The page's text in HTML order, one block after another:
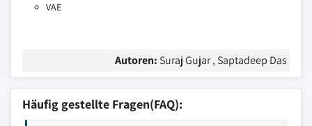
VAE
Autoren: Suraj Gujar , Saptadeep Das
Häufig gestellte Fragen(FAQ):